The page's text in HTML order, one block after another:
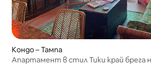
Кондо – Тампа
Апартамент в стил Тики край брега